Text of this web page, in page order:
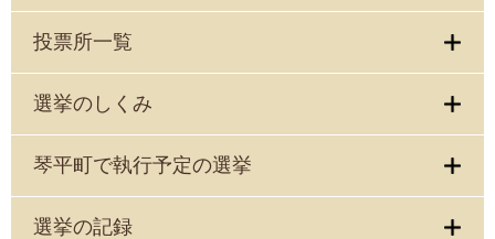
投票所一覧
選挙のしくみ
琴平町で執行予定の選挙
選挙の記録